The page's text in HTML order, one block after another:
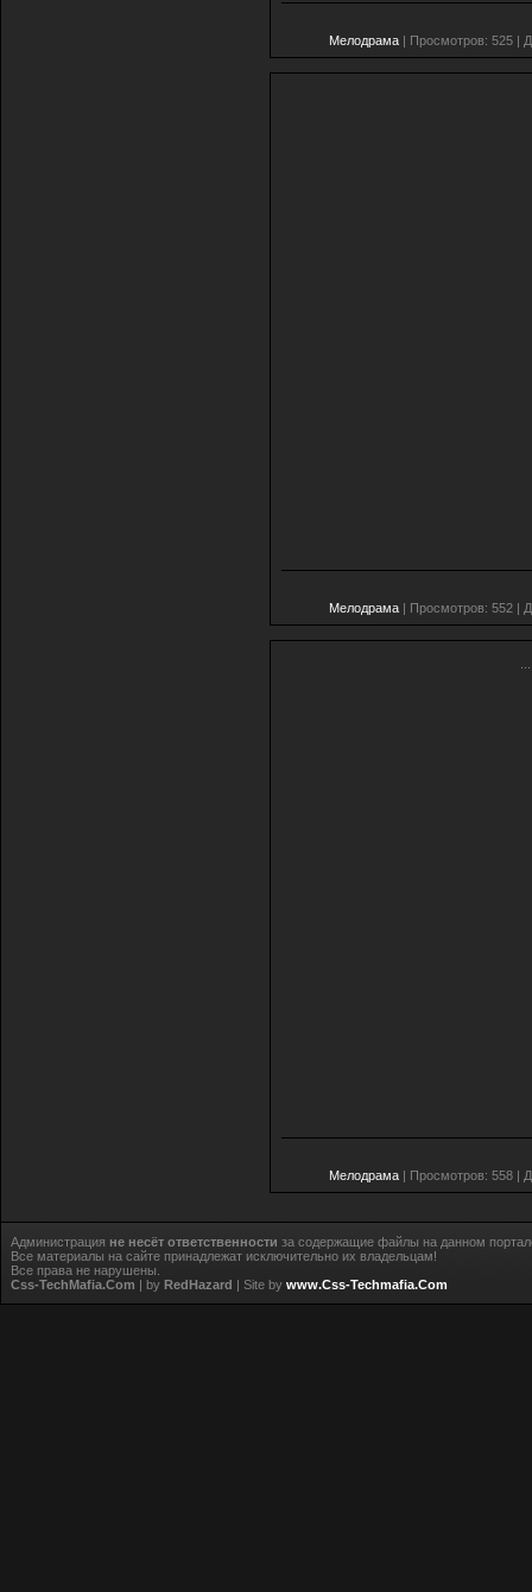
Мелодрама| Просмотров: 525 |
Мелодрама| Просмотров: 552 |
Мелодрама| Просмотров: 558 |
Администрация не несёт ответственности за содержащие файлы на данном
Все материалы на сайте принадлежат исключительно их владельцам!
Все права не нарушены.
Css-TechMafia.Com | by RedHazard | Site by www.Css-Techmafia.Com